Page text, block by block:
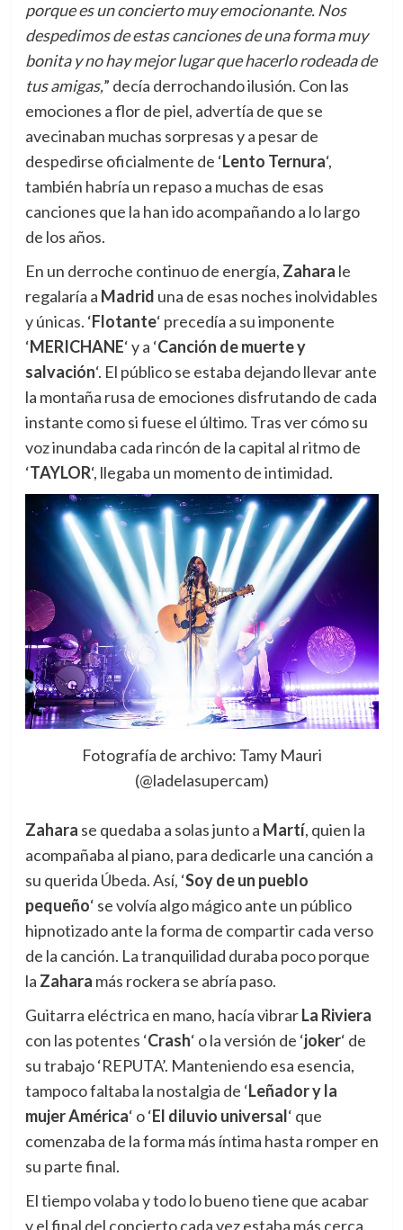
porque es un concierto muy emocionante. Nos
despedimos de estas canciones de una forma muy
bonita y no hay mejor lugar que hacerlo rodeada de
tus amigas,” decía derrochando ilusión. Con las
emociones a flor de piel, advertía de que se
avecinaban muchas sorpresas y a pesar de
despedirse oficialmente de ‘Lento Ternura‘,
también habría un repaso a muchas de esas
canciones que la han ido acompañando a lo largo
de los años.
En un derroche continuo de energía, Zahara le
regalaría a Madrid una de esas noches inolvidables
y únicas. ‘Flotante‘ precedía a su imponente
‘MERICHANE‘ y a ‘Canción de muerte y
salvación‘. El público se estaba dejando llevar ante
la montaña rusa de emociones disfrutando de cada
instante como si fuese el último. Tras ver cómo su
voz inundaba cada rincón de la capital al ritmo de
‘TAYLOR‘, llegaba un momento de intimidad.
Fotografía de archivo: Tamy Mauri
(@ladelasupercam)
Zahara se quedaba a solas junto a Martí, quien la
acompañaba al piano, para dedicarle una canción a
su querida Úbeda. Así, ‘Soy de un pueblo
pequeño‘ se volvía algo mágico ante un público
hipnotizado ante la forma de compartir cada verso
de la canción. La tranquilidad duraba poco porque
la Zahara más rockera se abría paso.
Guitarra eléctrica en mano, hacía vibrarLa Riviera
con las potentes ‘Crash‘ o la versión de ‘joker‘ de
su trabajo ‘REPUTA’. Manteniendo esa esencia,
tampoco faltaba la nostalgia de ‘Leñador y la
mujer América‘ o ‘El diluvio universal‘ que
comenzaba de la forma más íntima hasta romper en
su parte final.
El tiempo volaba y todo lo bueno tiene que acabar
y el final del concierto cada vez estaba más cerca.